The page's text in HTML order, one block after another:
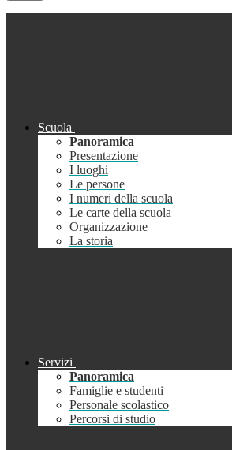
Scuola
Panoramica
Presentazione
I luoghi
Le persone
I numeri della scuola
Le carte della scuola
Organizzazione
La storia
Servizi
Panoramica
Famiglie e studenti
Personale scolastico
Percorsi di studio